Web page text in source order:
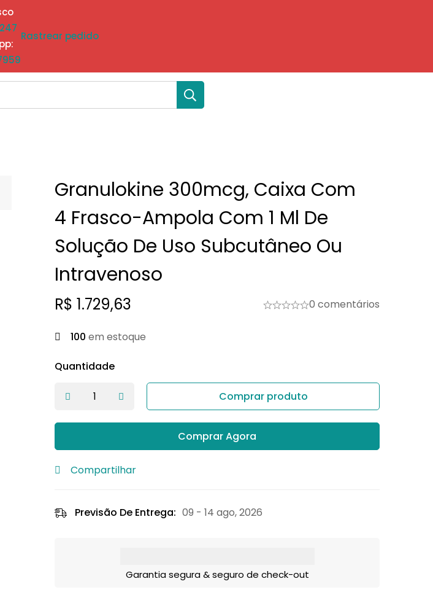
Rastrear pedido
Granulokine 300mcg, Caixa Com
4 Frasco-Ampola Com 1 Ml De
Solução De Uso Subcutâneo Ou
Intravenoso
R$ 1.729,63 0 comentários
100 em estoque
Quantidade
Comprar produto
Comprar Agora
Compartilhar
Previsão De Entrega: 09 - 14 ago, 2026
Garantia segura & seguro de check-out